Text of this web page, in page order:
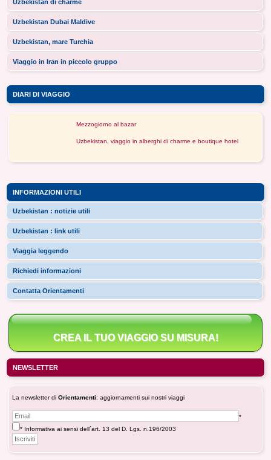
Uzbekistan di charme
Uzbekistan Dubai Maldive
Uzbekistan, mare Turchia
Viaggio in Iran in piccolo gruppo
DIARI DI VIAGGIO
Mezzogiorno al bazar
Uzbekistan, viaggio in alberghi di charme e boutique hotel
INFORMAZIONI UTILI
Uzbekistan : notizie utili
Uzbekistan : link utili
Viaggia leggendo
Richiedi informazioni
Contatta Orientamenti
CREA IL TUO VIAGGIO SU MISURA!
NEWSLETTER
La newsletter di Orientamenti: aggiornamenti sui nostri viaggi
*
* Informativa ai sensi dell´art. 13 del D. Lgs. n.196/2003